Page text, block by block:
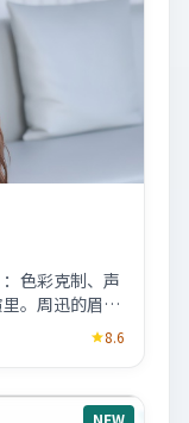
色彩克制、声
。周迅的眉眼
8.6
NEW